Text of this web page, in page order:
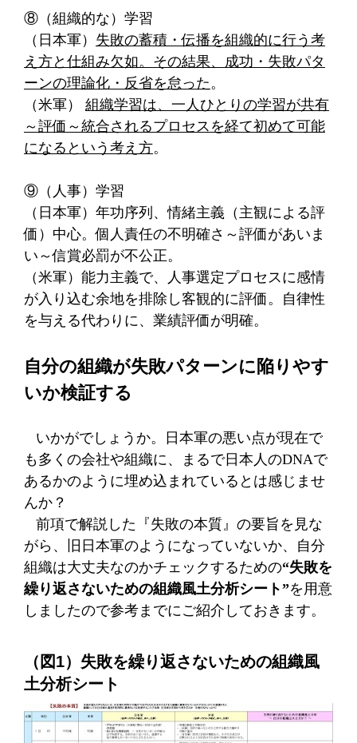
⑧（組織的な）学習
（日本軍） 失敗の蓄積・伝播を組織的に行う考
え方と仕組み欠如。その結果、成功・失敗パタ
ーンの理論化・反省を怠った。
（米軍） 組織学習は、一人ひとりの学習が共有
～評価～統合されるプロセスを経て初めて可能
になるという考え方。
⑨（人事）学習
（日本軍）年功序列、情緒主義（主観による評
価）中心。個人責任の不明確さ～評価があいま
い～信賞必罰が不公正。
（米軍）能力主義で、人事選定プロセスに感情
が入り込む余地を排除し客観的に評価。自律性
を与える代わりに、業績評価が明確。
自分の組織が失敗パターンに陥りやす
いか検証する
いかがでしょうか。日本軍の悪い点が現在で
も多くの会社や組織に、まるで日本人のDNAで
あるかのように埋め込まれているとは感じませ
んか？
前項で解説した『失敗の本質』の要旨を見な
がら、旧日本軍のようになっていないか、自分
組織は大丈夫なのかチェックするための“失敗を
繰り返さないための組織風土分析シート”を用意
しましたので参考までにご紹介しておきます。
（図1）失敗を繰り返さないための組織風
土分析シート